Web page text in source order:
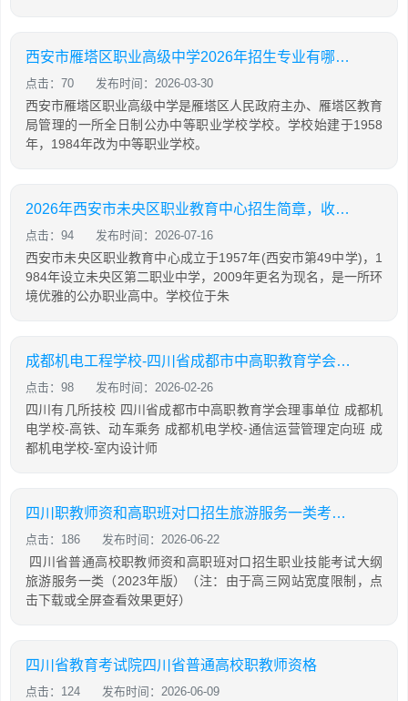
西安市雁塔区职业高级中学2026年招生专业有哪些，收费多少
点击：70 发布时间：2026-03-30
西安市雁塔区职业高级中学是雁塔区人民政府主办、雁塔区教育
局管理的一所全日制公办中等职业学校学校。学校始建于1958
年，1984年改为中等职业学校。
2026年西安市未央区职业教育中心招生简章，收费及资助政策
点击：94 发布时间：2026-07-16
西安市未央区职业教育中心成立于1957年(西安市第49中学)，1
984年设立未央区第二职业中学，2009年更名为现名，是一所环
境优雅的公办职业高中。学校位于朱
成都机电工程学校-四川省成都市中高职教育学会理事单位
点击：98 发布时间：2026-02-26
四川有几所技校 四川省成都市中高职教育学会理事单位 成都机
电学校-高铁、动车乘务 成都机电学校-通信运营管理定向班 成
都机电学校-室内设计师
四川职教师资和高职班对口招生旅游服务一类考试大纲
点击：186 发布时间：2026-06-22
四川省普通高校职教师资和高职班对口招生职业技能考试大纲
旅游服务一类（2023年版）（注：由于高三网站宽度限制，点
击下载或全屏查看效果更好）
四川省教育考试院四川省普通高校职教师资格
点击：124 发布时间：2026-06-09